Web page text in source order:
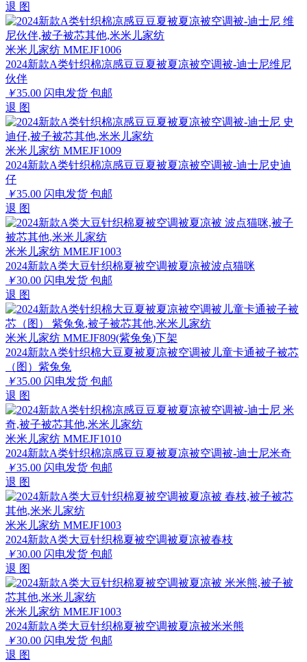
退 图
米米儿家纺 MMEJF1006
2024新款A类针织棉凉感豆豆夏被夏凉被空调被-迪士尼维尼
伙伴
￥35.00 闪电发货 包邮
退 图
米米儿家纺 MMEJF1009
2024新款A类针织棉凉感豆豆夏被夏凉被空调被-迪士尼史迪
仔
￥35.00 闪电发货 包邮
退 图
米米儿家纺 MMEJF1003
2024新款A类大豆针织棉夏被空调被夏凉被波点猫咪
￥30.00 闪电发货 包邮
退 图
米米儿家纺 MMEJF809(紫兔兔)下架
2024新款A类针织棉大豆夏被夏凉被空调被儿童卡通被子被芯
（图）紫兔兔
￥35.00 闪电发货 包邮
退 图
米米儿家纺 MMEJF1010
2024新款A类针织棉凉感豆豆夏被夏凉被空调被-迪士尼米奇
￥35.00 闪电发货 包邮
退 图
米米儿家纺 MMEJF1003
2024新款A类大豆针织棉夏被空调被夏凉被春枝
￥30.00 闪电发货 包邮
退 图
米米儿家纺 MMEJF1003
2024新款A类大豆针织棉夏被空调被夏凉被米米熊
￥30.00 闪电发货 包邮
退 图